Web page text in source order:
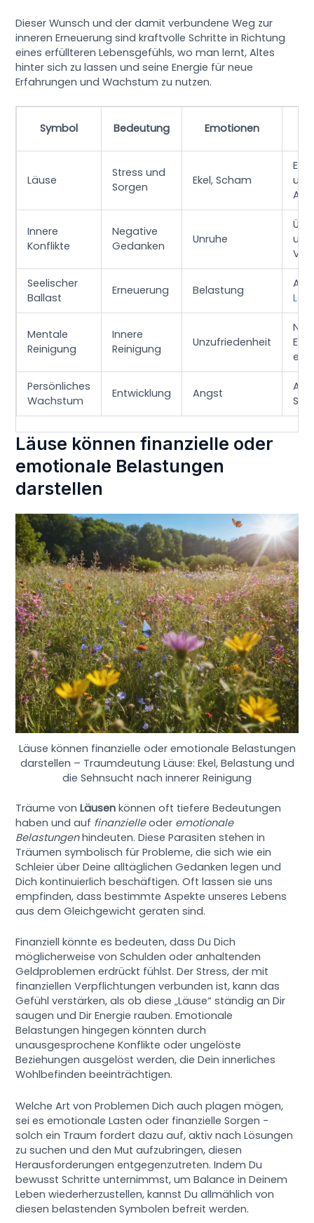
Dieser Wunsch und der damit verbundene Weg zur
inneren Erneuerung sind kraftvolle Schritte in Richtung
eines erfüllteren Lebensgefühls, wo man lernt, Altes
hinter sich zu lassen und seine Energie für neue
Erfahrungen und Wachstum zu nutzen.
Symbol Bedeutung Emotionen
Läuse
Stress und
Sorgen
Ekel, Scham
und
Innere
Konflikte
Negative
Gedanken
Unruhe
und
Seelischer
Ballast
Erneuerung Belastung
Mentale
Reinigung
Innere
Reinigung
Unzufriedenheit
Persönliches
Wachstum
Entwicklung Angst
Läuse können finanzielle oder
emotionale Belastungen
darstellen
Läuse können finanzielle oder emotionale Belastungen
darstellen – Traumdeutung Läuse: Ekel, Belastung und
die Sehnsucht nach innerer Reinigung
Träume vonLäusen können oft tiefere Bedeutungen
haben und auf finanzielleoder emotionale
Belastungenhindeuten. Diese Parasiten stehen in
Träumen symbolisch für Probleme, die sich wie ein
Schleier über Deine alltäglichen Gedanken legen und
Dich kontinuierlich beschäftigen. Oft lassen sie uns
empfinden, dass bestimmte Aspekte unseres Lebens
aus dem Gleichgewicht geraten sind.
Finanziell könnte es bedeuten, dass Du Dich
möglicherweise von Schulden oder anhaltenden
Geldproblemen erdrückt fühlst. Der Stress, der mit
finanziellen Verpflichtungen verbunden ist, kann das
Gefühl verstärken, als ob diese „Läuse“ ständig an Dir
saugen und Dir Energie rauben. Emotionale
Belastungen hingegen könnten durch
unausgesprochene Konflikte oder ungelöste
Beziehungen ausgelöst werden, die Dein innerliches
Wohlbefinden beeinträchtigen.
Welche Art von Problemen Dich auch plagen mögen,
sei es emotionale Lasten oder finanzielle Sorgen −
solch ein Traum fordert dazu auf, aktiv nach Lösungen
zu suchen und den Mut aufzubringen, diesen
Herausforderungen entgegenzutreten. Indem Du
bewusst Schritte unternimmst, um Balance in Deinem
Leben wiederherzustellen, kannst Du allmählich von
diesen belastenden Symbolen befreit werden.